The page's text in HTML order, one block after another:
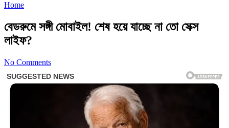
Home
বেডরুমে সঙ্গী মোবাইল! শেষ হয়ে যাচ্ছে না তো সেক্স
লাইফ?
No Comments